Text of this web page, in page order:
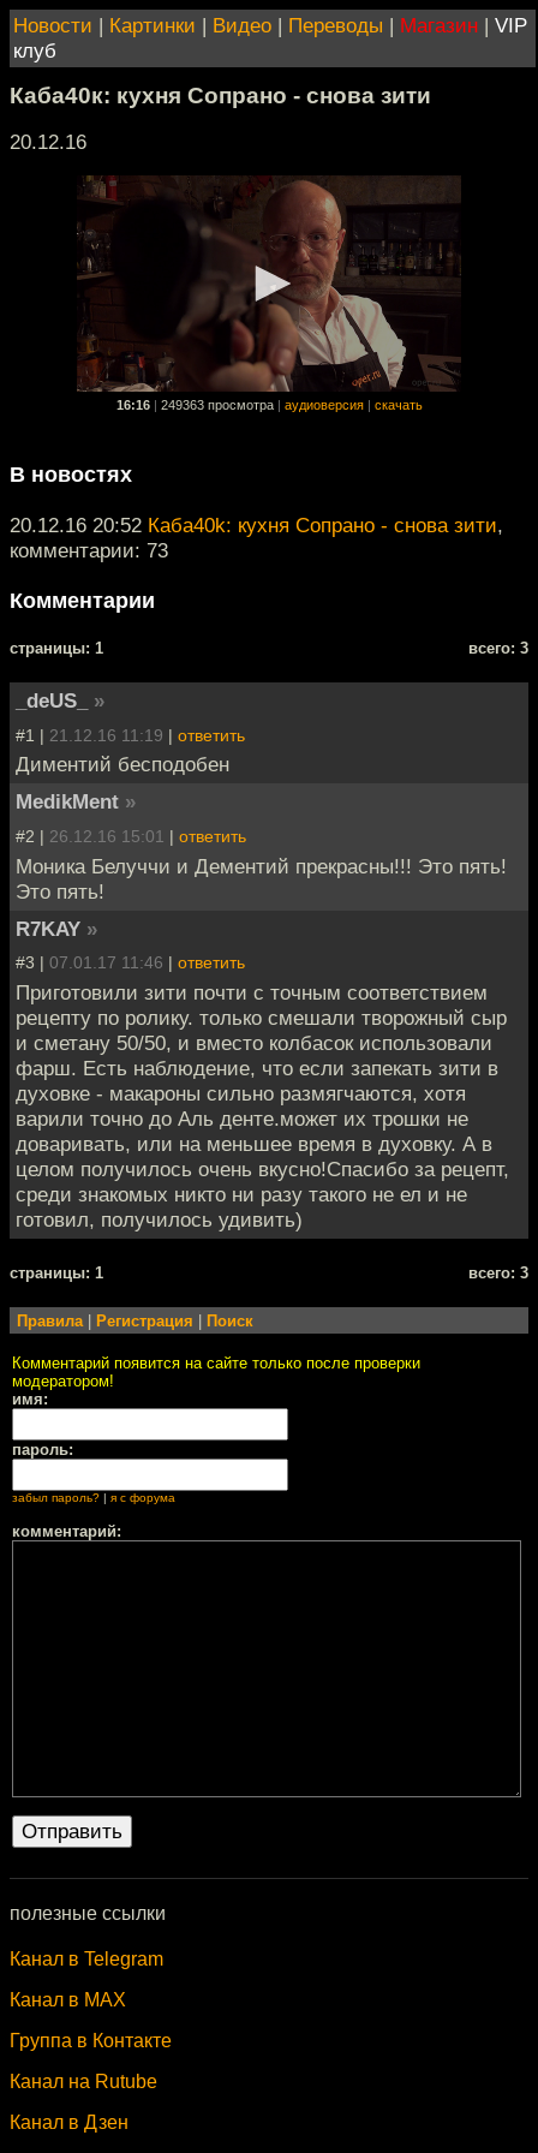
Новости | Картинки | Видео | Переводы | Магазин | VIP
клуб
Каба40к: кухня Сопрано - снова зити
20.12.16
16:16 249363 просмотра аудиоверсия скачать
В новостях
20.12.16 20:52 Каба40k: кухня Сопрано - снова зити,
комментарии: 73
Комментарии
cтраницы: 1 всего: 3
_deUS_ »
#1 | 21.12.16 11:19 | ответить
Диментий бесподобен
MedikMent »
#2 | 26.12.16 15:01 | ответить
Моника Белуччи и Дементий прекрасны!!! Это пять!
Это пять!
R7KAY »
#3 | 07.01.17 11:46 | ответить
Приготовили зити почти с точным соответствием
рецепту по ролику. только смешали творожный сыр
и сметану 50/50, и вместо колбасок использовали
фарш. Есть наблюдение, что если запекать зити в
духовке - макароны сильно размягчаются, хотя
варили точно до Аль денте.может их трошки не
доваривать, или на меньшее время в духовку. А в
целом получилось очень вкусно!Спасибо за рецепт,
среди знакомых никто ни разу такого не ел и не
готовил, получилось удивить)
cтраницы: 1 всего: 3
Правила | Регистрация | Поиск
Комментарий появится на сайте только после проверки
модератором!
имя:
пароль:
забыл пароль? | я с форума
комментарий:
полезные ссылки
Канал в Telegram
Канал в MAX
Группа в Контакте
Канал на Rutube
Канал в Дзен